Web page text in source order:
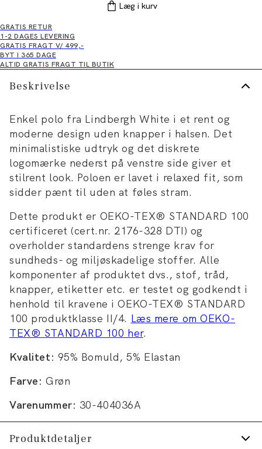
Læg i kurv
GRATIS RETUR
1-2 DAGES LEVERING
GRATIS FRAGT V/ 499,-
BYT I 365 DAGE
ALTID GRATIS FRAGT TIL BUTIK
Beskrivelse
Enkel polo fra Lindbergh White i et rent og
moderne design uden knapper i halsen. Det
minimalistiske udtryk og det diskrete
logomærke nederst på venstre side giver et
stilrent look. Poloen er lavet i relaxed fit, som
sidder pænt til uden at føles stram.
Dette produkt er OEKO-TEX® STANDARD 100
certificeret (cert.nr. 2176-328 DTI) og
overholder standardens strenge krav for
sundheds- og miljøskadelige stoffer. Alle
komponenter af produktet dvs., stof, tråd,
knapper, etiketter etc. er testet og godkendt i
henhold til kravene i OEKO-TEX® STANDARD
100 produktklasse II/4. Læs mere om OEKO-
TEX® STANDARD 100 her.
Kvalitet: 95% Bomuld, 5% Elastan
Farve: Grøn
Varenummer: 30-404036A
Produktdetaljer